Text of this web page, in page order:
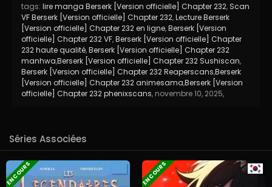
tags: lire manga Berserk [Version officielle] Chapter 232, Scan
VF Berserk [Version officielle] Chapter 232,Lecture Berserk
[Version officielle] Chapter 232 en ligne,Berserk [Version
officielle] Chapter 232 VF,Berserk [Version officielle] Chapter
232 haute qualité,Berserk [Version officielle] Chapter 232
manhwa,Berserk [Version officielle] Chapter 232 Sushiscan,
Berserk [Version officielle] Chapter 232 Reaperscans,Berserk
[Version officielle] Chapter 232 animesama,Berserk [Version
officielle] Chapter 232 phenixscans, novembre 10, 2025,
Séries Associées
EN COURS EN COURS